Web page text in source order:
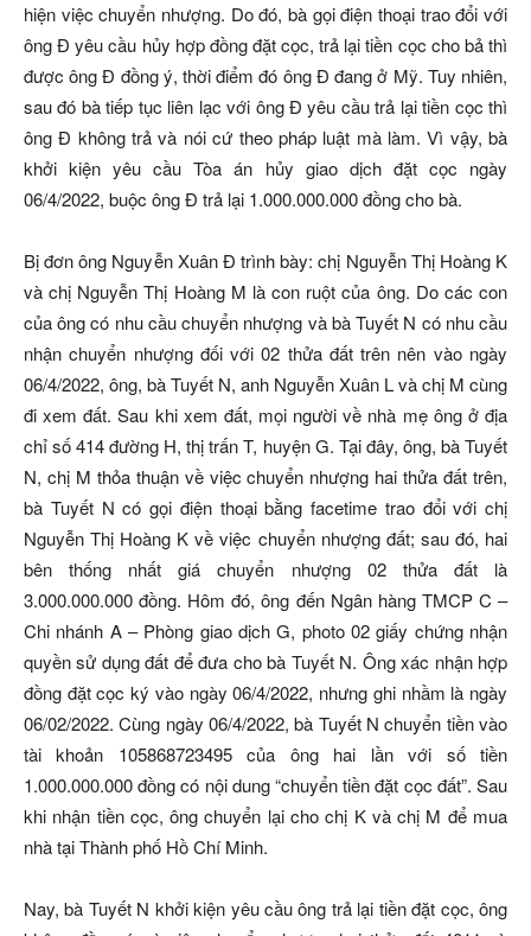
hiện việc chuyển nhượng. Do đó, bà gọi điện thoại trao đổi với
ông Đ yêu cầu hủy hợp đồng đặt cọc, trả lại tiền cọc cho bả thì
được ông Đ đồng ý, thời điểm đó ông Đ đang ở Mỹ. Tuy nhiên,
sau đó bà tiếp tục liên lạc với ông Đ yêu cầu trả lại tiền cọc thì
ông Đ không trả và nói cứ theo pháp luật mà làm. Vì vậy, bà
khởi kiện yêu cầu Tòa án hủy giao dịch đặt cọc ngày
06/4/2022, buộc ông Đ trả lại 1.000.000.000 đồng cho bà.
Bị đơn ông Nguyễn Xuân Đ trình bày: chị Nguyễn Thị Hoàng K
và chị Nguyễn Thị Hoàng M là con ruột của ông. Do các con
của ông có nhu cầu chuyển nhượng và bà Tuyết N có nhu cầu
nhận chuyển nhượng đối với 02 thửa đất trên nên vào ngày
06/4/2022, ông, bà Tuyết N, anh Nguyễn Xuân L và chị M cùng
đi xem đất. Sau khi xem đất, mọi người về nhà mẹ ông ở địa
chỉ số 414 đường H, thị trấn T, huyện G. Tại đây, ông, bà Tuyết
N, chị M thỏa thuận về việc chuyển nhượng hai thửa đất trên,
bà Tuyết N có gọi điện thoại bằng facetime trao đổi với chị
Nguyễn Thị Hoàng K về việc chuyển nhượng đất; sau đó, hai
bên thống nhất giá chuyển nhượng 02 thửa đất là
3.000.000.000 đồng. Hôm đó, ông đến Ngân hàng TMCP C –
Chi nhánh A – Phòng giao dịch G, photo 02 giấy chứng nhận
quyền sử dụng đất để đưa cho bà Tuyết N. Ông xác nhận hợp
đồng đặt cọc ký vào ngày 06/4/2022, nhưng ghi nhầm là ngày
06/02/2022. Cùng ngày 06/4/2022, bà Tuyết N chuyển tiền vào
tài khoản 105868723495 của ông hai lần với số tiền
1.000.000.000 đồng có nội dung “chuyển tiền đặt cọc đất”. Sau
khi nhận tiền cọc, ông chuyển lại cho chị K và chị M để mua
nhà tại Thành phố Hồ Chí Minh.
Nay, bà Tuyết N khởi kiện yêu cầu ông trả lại tiền đặt cọc, ông